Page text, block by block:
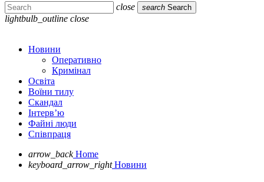
close search Search
lightbulb_outline close
Новини
Оперативно
Кримінал
Освіта
Воїни тилу
Скандал
Інтерв’ю
Файні люди
Співпраця
arrow_back Home
keyboard_arrow_right Новини